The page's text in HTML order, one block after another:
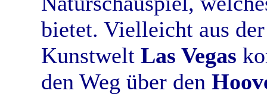
bietet. Vielleicht aus
Kunstwelt Las Vegas
den Weg über den